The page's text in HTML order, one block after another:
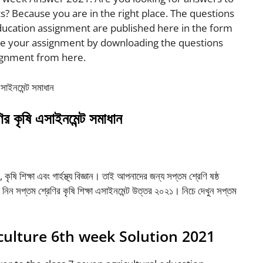
Because you are in the right place. The questions
assignment are published here in the form
your assignment by downloading the questions
from here.
এসাইনমেন্ট সমাধান
শিক্ষা এবং গার্হস্থ্য বিজ্ঞান। তাই আপনাদের জন্য সপ্তম শ্রেণি ষষ্ঠ
নিন সপ্তম শ্রেণির কৃষি শিক্ষা এসাইনমেন্ট উত্তর ২০২১। নিচে দেখুন সপ্তম
6th week Solution 2021